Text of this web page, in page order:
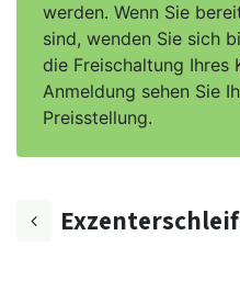
werden. Wenn Sie
sind, wenden Sie sich
die Freischaltung Ihres
Anmeldung sehen Sie
Preisstellung.